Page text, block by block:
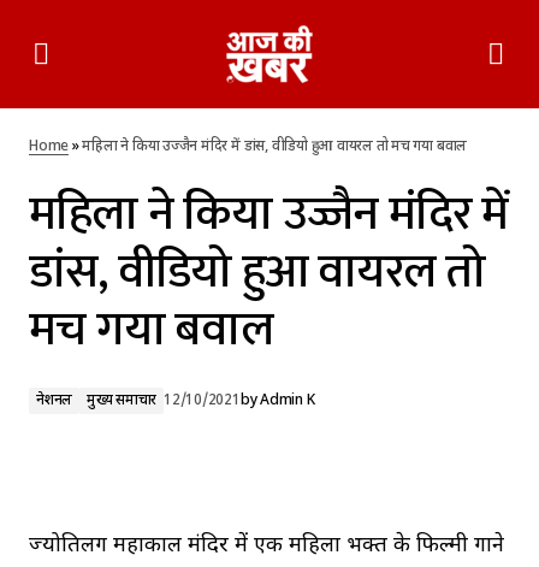
महिला ने किया उज्जैन मंदिर में डांस, वीडियो हुआ वायरल तो मच गया बवाल
Home»महिला ने किया उज्जैन मंदिर में डांस, वीडियो हुआ वायरल तो मच गया बवाल
महिला ने किया उज्जैन मंदिर में
डांस, वीडियो हुआ वायरल तो
मच गया बवाल
नेशनल मुख्य समाचार 12/10/2021byAdmin K
ज्योतिर्लिंग महाकाल मंदिर में एक महिला भक्त के फिल्मी गाने